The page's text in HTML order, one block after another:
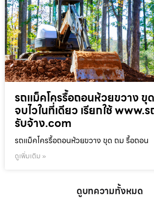
รถแม็คโครรื้อถอนห้วยขวาง ขุ
จบไวในที่เดียว เรียกใช้ www.
รับจ้าง.com
รถแม็คโครรื้อถอนห้วยขวาง ขุด ถม รื้อถอน
ดูเพิ่มเติม »
ดูบทความทั้งหมด